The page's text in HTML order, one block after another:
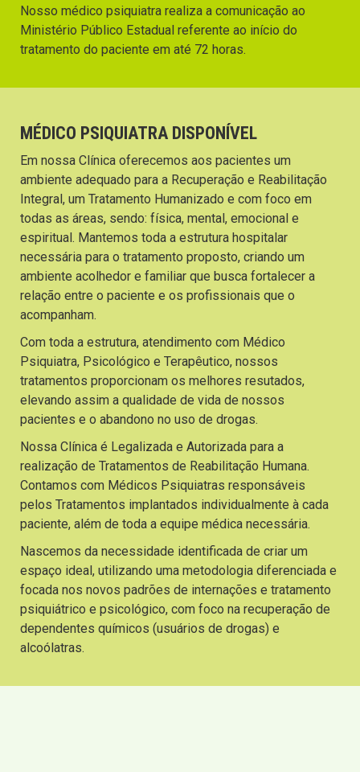
Nosso médico psiquiatra realiza a comunicação ao
Ministério Público Estadual referente ao início do
tratamento do paciente em até 72 horas.
MÉDICO PSIQUIATRA DISPONÍVEL
Em nossa Clínica oferecemos aos pacientes um
ambiente adequado para a Recuperação e Reabilitação
Integral, um Tratamento Humanizado e com foco em
todas as áreas, sendo: física, mental, emocional e
espiritual. Mantemos toda a estrutura hospitalar
necessária para o tratamento proposto, criando um
ambiente acolhedor e familiar que busca fortalecer a
relação entre o paciente e os profissionais que o
acompanham.
Com toda a estrutura, atendimento com Médico
Psiquiatra, Psicológico e Terapêutico, nossos
tratamentos proporcionam os melhores resutados,
elevando assim a qualidade de vida de nossos
pacientes e o abandono no uso de drogas.
Nossa Clínica é Legalizada e Autorizada para a
realização de Tratamentos de Reabilitação Humana.
Contamos com Médicos Psiquiatras responsáveis
pelos Tratamentos implantados individualmente à cada
paciente, além de toda a equipe médica necessária.
Nascemos da necessidade identificada de criar um
espaço ideal, utilizando uma metodologia diferenciada e
focada nos novos padrões de internações e tratamento
psiquiátrico e psicológico, com foco na recuperação de
dependentes químicos (usuários de drogas) e
alcoólatras.